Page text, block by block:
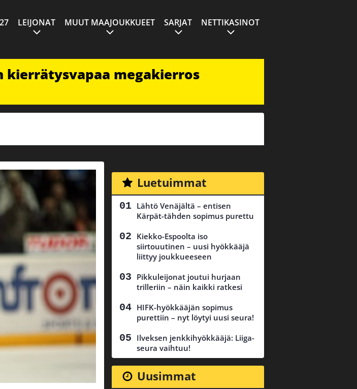
LEIJONAT MUUT MAAJOUKKUEET SARJAT NETTIKASINOT
kierrätysvapaa megakierros
Luetuimmat
Lähtö Venäjältä – entisen
Kärpät-tähden sopimus purettu
Kiekko-Espoolta iso
siirtouutinen – uusi hyökkääjä
liittyy joukkueeseen
Pikkuleijonat joutui hurjaan
trilleriin – näin kaikki ratkesi
HIFK-hyökkääjän sopimus
purettiin – nyt löytyi uusi seura!
Ilveksen jenkkihyökkääjä: Liiga-
seura vaihtuu!
Uusimmat